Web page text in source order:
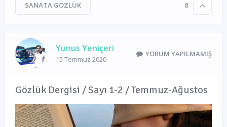
SANATA GÖZLÜK 8
Yunus Yeniçeri
15 Temmuz 2020
YORUM YAPILMAMIŞ
Gözlük Dergisi / Sayı 1-2 / Temmuz-Ağustos